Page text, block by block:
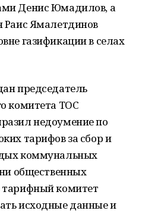
Денис Юмадилов, а
Раис Ямалетдинов
газификации в селах
председатель
комитета ТОС
недоумение по
тарифов за сбор и
коммунальных
общественных
тарифный комитет
исходные данные и